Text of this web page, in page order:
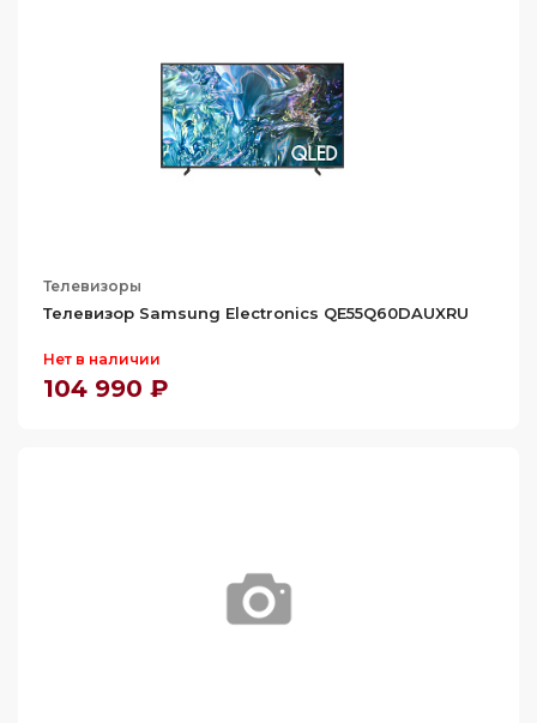
Телевизоры
Телевизор Samsung Electronics QE55Q60DAUXRU
Нет в наличии
104 990 ₽